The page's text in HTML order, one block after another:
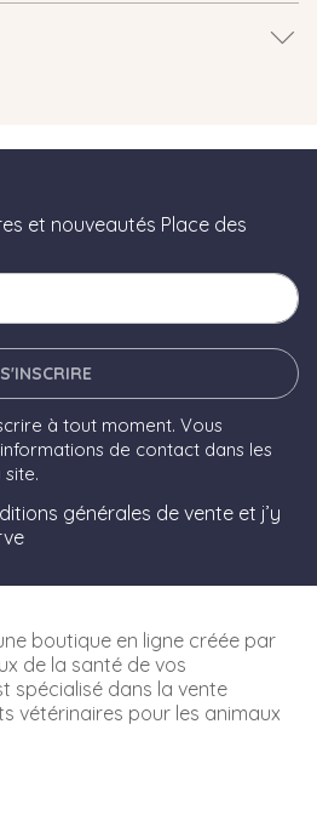
et nouveautés Place des
S'INSCRIRE
à tout moment. Vous
de contact dans les
générales de vente et j’y
boutique en ligne créée par
de la santé de vos
spécialisé dans la vente
vétérinaires pour les animaux